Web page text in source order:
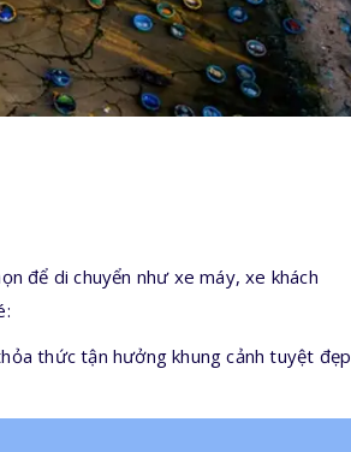
để di chuyển như xe máy, xe khách
thức tận hưởng khung cảnh tuyệt đẹp